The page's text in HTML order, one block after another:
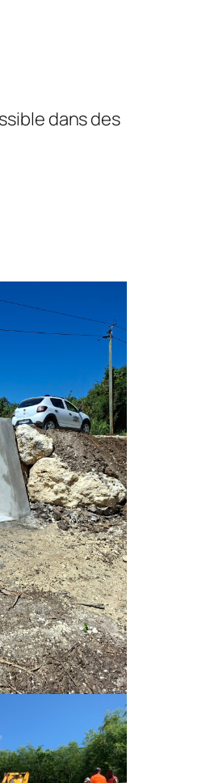
dans des